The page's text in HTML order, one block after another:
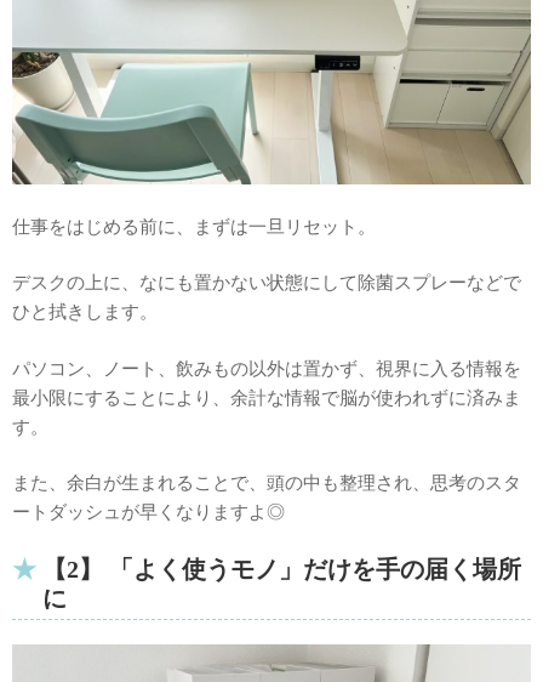
仕事をはじめる前に、まずは一旦リセット。
デスクの上に、なにも置かない状態にして除菌スプレーなどで
ひと拭きします。
パソコン、ノート、飲みもの以外は置かず、視界に入る情報を
最小限にすることにより、余計な情報で脳が使われずに済みま
す。
また、余白が生まれることで、頭の中も整理され、思考のスタ
ートダッシュが早くなりますよ◎
【2】 「よく使うモノ」だけを手の届く場所
に